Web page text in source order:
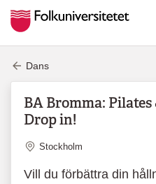
Dans
BA Bromma:
Drop in!
Plats
Stockholm
Vill du förbättra din